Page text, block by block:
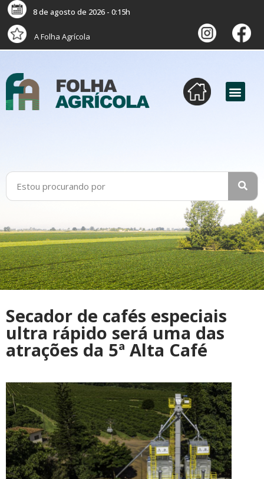
8 de agosto de 2026 - 0:15h
A Folha Agrícola
Secador de cafés especiais
ultra rápido será uma das
atrações da 5ª Alta Café